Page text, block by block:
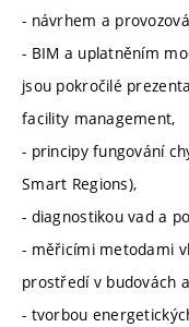
- návrhem a
- BIM a uplatněním
jsou pokročilé
facility management,
- principy fungování
Smart Regions),
- diagnostikou vad a
- měřicími metodami
prostředí v budovách
- tvorbou